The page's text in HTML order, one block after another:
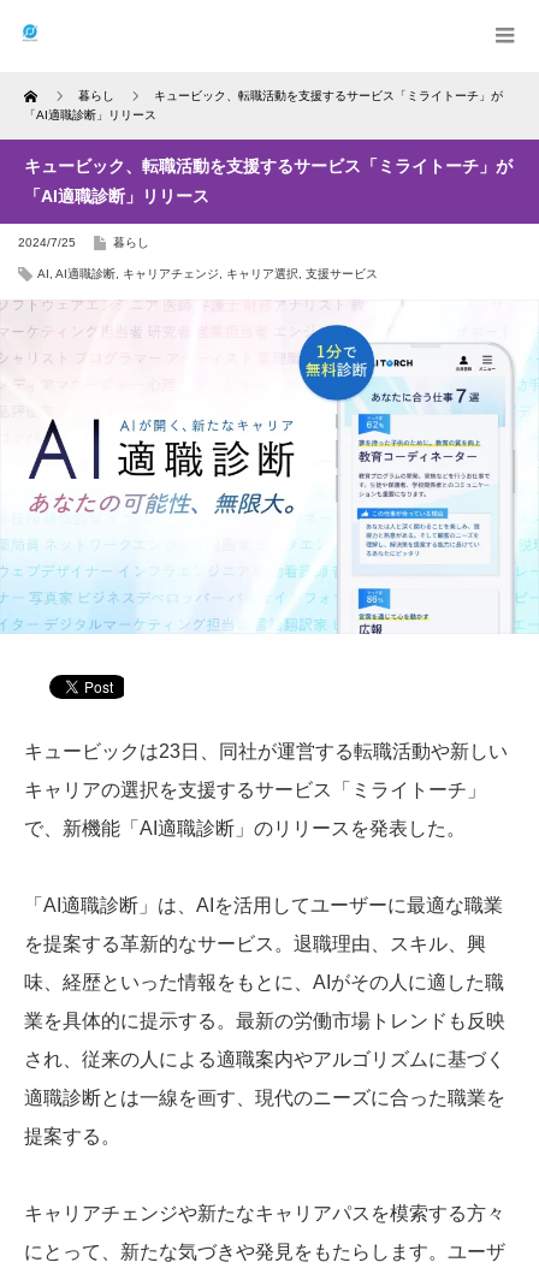
Home 暮らし
キュービック、転職活動を支援するサービス「ミライトーチ」が
「AI適職診断」リリース
キュービック、転職活動を支援するサービス「ミライトーチ」が
「AI適職診断」リリース
2024/7/25 暮らし
AI AI適職診断 キャリアチェンジ キャリア選択 支援サービス
キュービックは23日、同社が運営する転職活動や新しい
キャリアの選択を支援するサービス「ミライトーチ」
で、新機能「AI適職診断」のリリースを発表した。
「AI適職診断」は、AIを活用してユーザーに最適な職業
を提案する革新的なサービス。退職理由、スキル、興
味、経歴といった情報をもとに、AIがその人に適した職
業を具体的に提示する。最新の労働市場トレンドも反映
され、従来の人による適職案内やアルゴリズムに基づく
適職診断とは一線を画す、現代のニーズに合った職業を
提案する。
キャリアチェンジや新たなキャリアパスを模索する方々
にとって、新たな気づきや発見をもたらします。ユーザ